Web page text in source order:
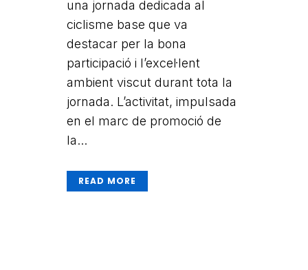
una jornada dedicada al
ciclisme base que va
destacar per la bona
participació i l’excel·lent
ambient viscut durant tota la
jornada. L’activitat, impulsada
en el marc de promoció de
la...
READ MORE